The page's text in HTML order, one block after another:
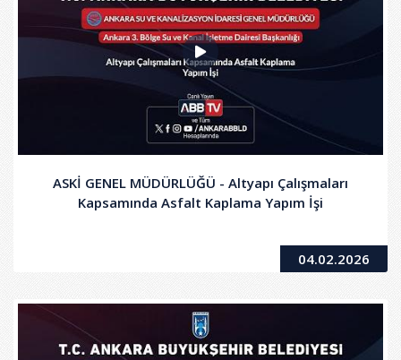
ASKİ GENEL MÜDÜRLÜĞÜ - Altyapı Çalışmaları
Kapsamında Asfalt Kaplama Yapım İşi
04.02.2026